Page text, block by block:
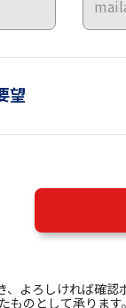
望
、よろしければ確
ものとして承ります。